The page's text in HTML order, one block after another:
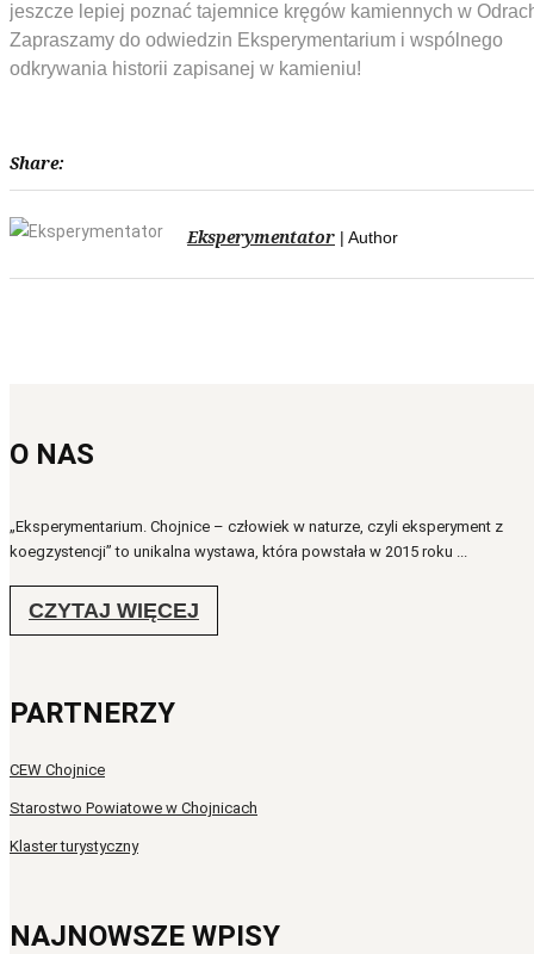
jeszcze lepiej poznać tajemnice kręgów kamiennych w
Zapraszamy do odwiedzin Eksperymentarium i wspólnego
odkrywania historii zapisanej w kamieniu!
Share:
Eksperymentator | Author
O NAS
„Eksperymentarium. Chojnice – człowiek w naturze, czyli eksperyment z
koegzystencji” to unikalna wystawa, która powstała w 2015 roku ...
CZYTAJ WIĘCEJ
PARTNERZY
CEW Chojnice
Starostwo Powiatowe w Chojnicach
Klaster turystyczny
NAJNOWSZE WPISY